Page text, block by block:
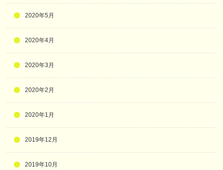
2020年5月
2020年4月
2020年3月
2020年2月
2020年1月
2019年12月
2019年10月